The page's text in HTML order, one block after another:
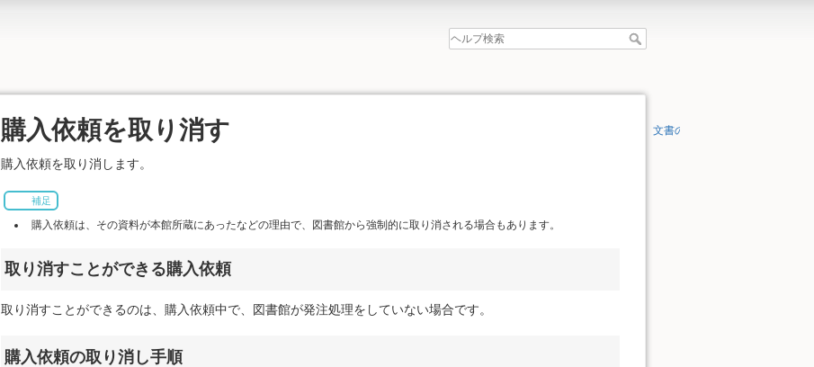
購入依頼を取り消す
購入依頼を取り消します。
補足
購入依頼は、その資料が本館所蔵にあったなどの理由で、図書館から強制的に取り消される場合もあります。
取り消すことができる購入依頼
取り消すことができるのは、購入依頼中で、図書館が発注処理をしていない場合です。
購入依頼の取り消し手順
文書の先頭へ